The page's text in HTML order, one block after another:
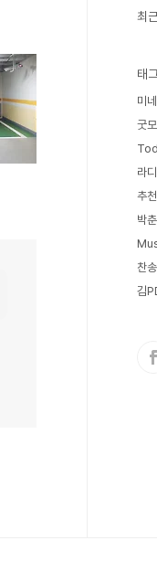
최
태
미
굿
라
추
박
찬송
김